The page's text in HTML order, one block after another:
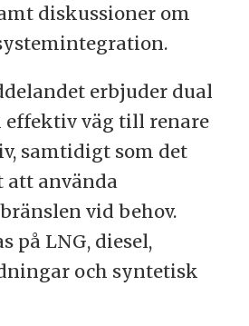
diskussioner om
erbjuder dual
effektiv väg till renare
samtidigt som det
använda
vid behov.
på LNG, diesel,
och syntetisk